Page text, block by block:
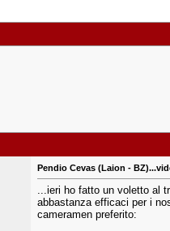
Pendio Cevas (Laion -
...ieri ho fatto un voletto al
abbastanza efficaci per i
cameramen preferito: